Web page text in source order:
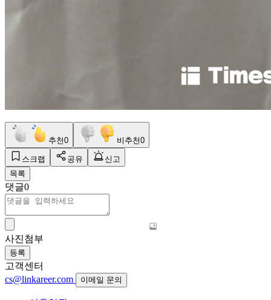
추천0 비추천0
스크랩 공유
신고
목록
댓글0
사진첨부
등록
고객센터
cs@linkareer.com
이메일 문의